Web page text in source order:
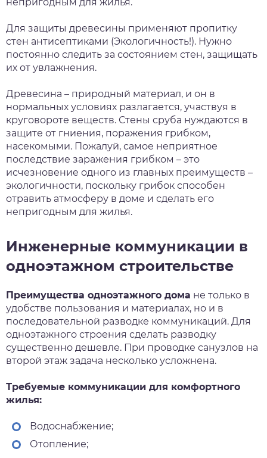
Для защиты древесины применяют пропитку
стен антисептиками (Экологичность!). Нужно
постоянно следить за состоянием стен, защищать
их от увлажнения.
Древесина – природный материал, и он в
нормальных условиях разлагается, участвуя в
круговороте веществ. Стены сруба нуждаются в
защите от гниения, поражения грибком,
насекомыми. Пожалуй, самое неприятное
последствие заражения грибком – это
исчезновение одного из главных преимуществ –
экологичности, поскольку грибок способен
отравить атмосферу в доме и сделать его
непригодным для жилья.
Инженерные коммуникации в
одноэтажном строительстве
Преимущества одноэтажного дома не только в
удобстве пользования и материалах, но и в
последовательной разводке коммуникаций. Для
одноэтажного строения сделать разводку
существенно дешевле. При проводке санузлов на
второй этаж задача несколько усложнена.
Требуемые коммуникации для комфортного
жилья:
Водоснабжение;
Отопление;